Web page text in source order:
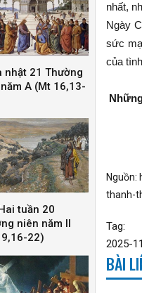
nhật 21 Thường
A (Mt 16,13-
tuần 20
niên năm II
22)
nhất,
Ngày
sức
của
Nguồn:
thanh-
Tag:
2025-
BÀI